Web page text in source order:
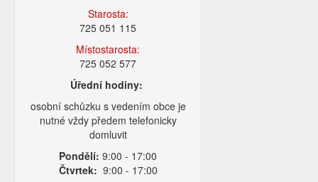
Starosta:
725 051 115
Místostarosta:
725 052 577
Úřední hodiny:
osobní schůzku s vedením obce je
nutné vždy předem telefonicky
domluvit
Pondělí: 9:00 - 17:00
Čtvrtek: 9:00 - 17:00